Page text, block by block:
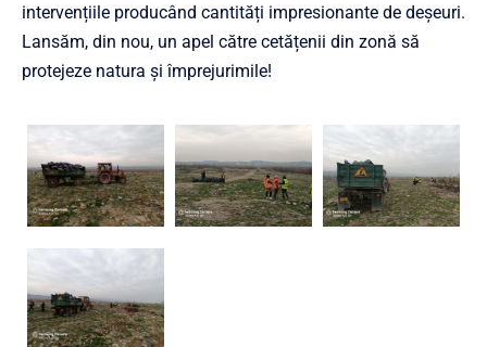
intervențiile producând cantități impresionante de deșeuri.
Lansăm, din nou, un apel către cetățenii din zonă să
protejeze natura și împrejurimile!